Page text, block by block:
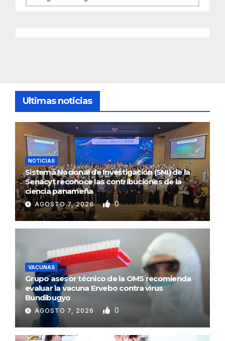
Ultimas noticias
NOTICIAS
Sistema Nacional de Investigación (SNI) de la
Senacyt reconoce las contribuciones de la
ciencia panameña
AGOSTO 7, 2026 0
VACUNAS
Grupo asesor técnico de la OMS recomienda
evaluar la vacuna Ervebo contra virus
Bundibugyo
AGOSTO 7, 2026 0